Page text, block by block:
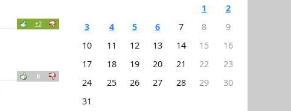
1
2
3
4 5 6 7 8
9
10
11 12 13 14 15
16
17
18 19 20 21 22
23
24
25 26 27 28 29
30
31
+7
0